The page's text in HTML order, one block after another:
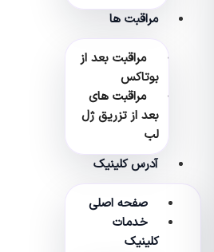
مراقبت ها
مراقبت بعد از
بوتاکس
مراقبت های
بعد از تزریق ژل
لب
آدرس کلینیک
صفحه اصلی
خدمات
کلینیک